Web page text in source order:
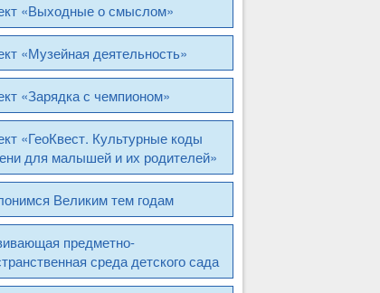
«Выходные о смыслом»
«Музейная деятельность»
«Зарядка с чемпионом»
«ГеоКвест. Культурные коды
для малышей и их родителей»
Великим тем годам
предметно-
среда детского сада